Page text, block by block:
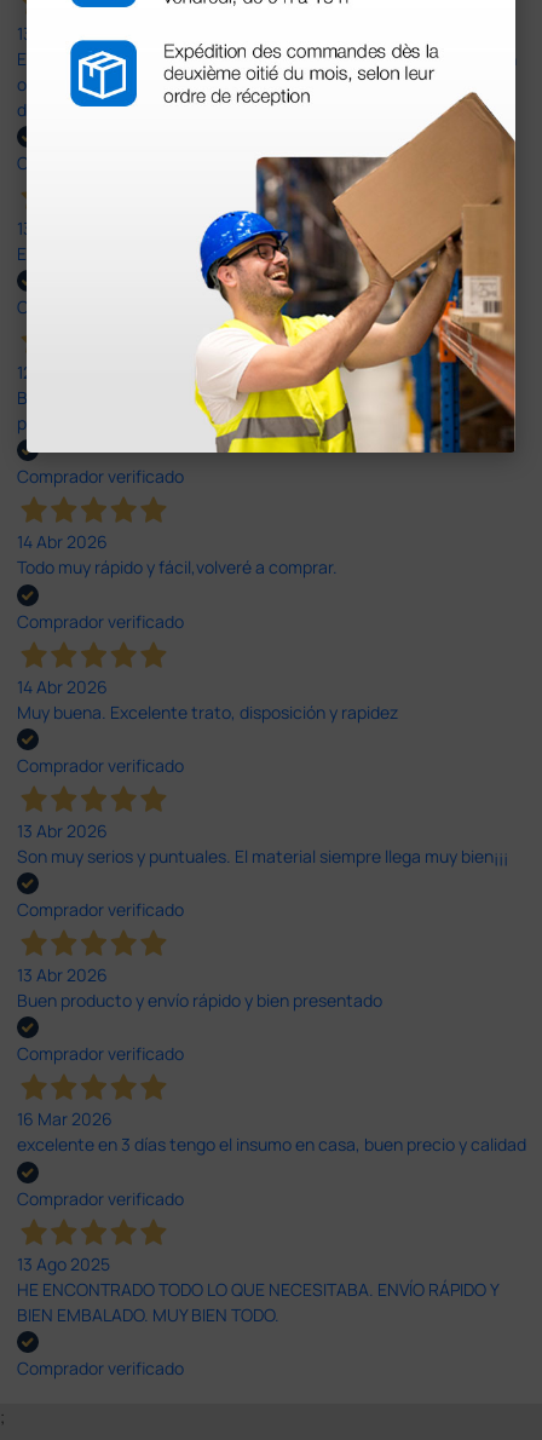
13 Jul 2026
Es fácil hacer el pedido. El producto, bastante mas barato que en
otras plataformas de material médico. Pero el envío cuesta más
del doble que en cualquier otra empresa dentro de España.
Comprador verificado
13 Jul 2026
Excelente
Comprador verificado
12 Jun 2026
Bien, rápida y sin problemas. No me gusta que se oferten
productos sin incluir el IVA que luego nos van a cobrar.
Comprador verificado
14 Abr 2026
Todo muy rápido y fácil,volveré a comprar.
Comprador verificado
14 Abr 2026
Muy buena. Excelente trato, disposición y rapidez
Comprador verificado
13 Abr 2026
Son muy serios y puntuales. El material siempre llega muy bien¡¡¡
Comprador verificado
13 Abr 2026
Buen producto y envío rápido y bien presentado
Comprador verificado
16 Mar 2026
excelente en 3 días tengo el insumo en casa, buen precio y calidad
Comprador verificado
13 Ago 2025
HE ENCONTRADO TODO LO QUE NECESITABA. ENVÍO RÁPIDO Y
BIEN EMBALADO. MUY BIEN TODO.
Comprador verificado
;